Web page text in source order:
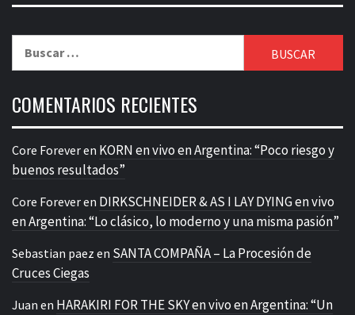
COMENTARIOS RECIENTES
Core Foreveren KORN en vivo en Argentina: “Poco riesgo y
buenos resultados”
Core Foreveren DIRKSCHNEIDER & AS I LAY DYING en vivo
en Argentina: “Lo clásico, lo moderno y una misma pasión”
Sebastian paez en SANTA COMPAÑA – La Procesión de
Cruces Ciegas
Juan en HARAKIRI FOR THE SKY en vivo en Argentina: “Un